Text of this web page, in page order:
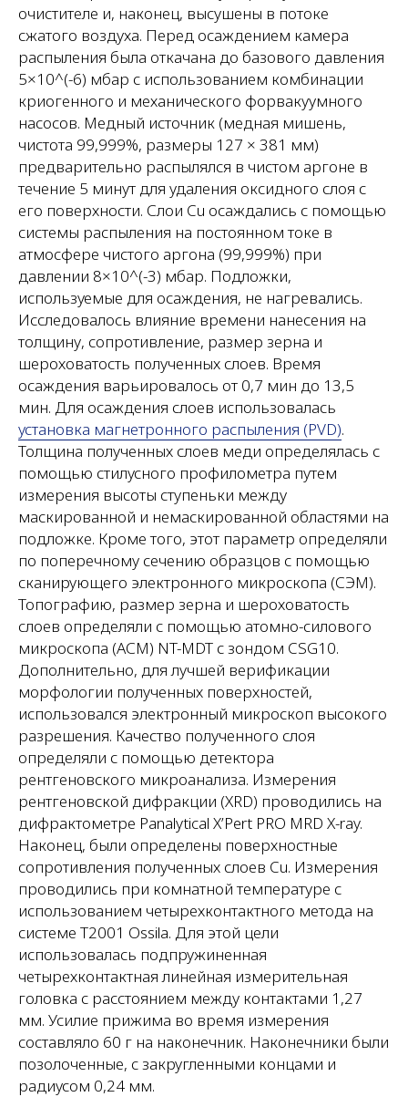
очистителе и, наконец, высушены в потоке
сжатого воздуха. Перед осаждением камера
распыления была откачана до базового давления
5×10^(-6) мбар с использованием комбинации
криогенного и механического форвакуумного
насосов. Медный источник (медная мишень,
чистота 99,999%, размеры 127 × 381 мм)
предварительно распылялся в чистом аргоне в
течение 5 минут для удаления оксидного слоя с
его поверхности. Слои Cu осаждались с помощью
системы распыления на постоянном токе в
атмосфере чистого аргона (99,999%) при
давлении 8×10^(-3) мбар. Подложки,
используемые для осаждения, не нагревались.
Исследовалось влияние времени нанесения на
толщину, сопротивление, размер зерна и
шероховатость полученных слоев. Время
осаждения варьировалось от 0,7 мин до 13,5
мин. Для осаждения слоев использовалась
установка магнетронного распыления (PVD).
Толщина полученных слоев меди определялась с
помощью стилусного профилометра путем
измерения высоты ступеньки между
маскированной и немаскированной областями на
подложке. Кроме того, этот параметр определяли
по поперечному сечению образцов с помощью
сканирующего электронного микроскопа (СЭМ).
Топографию, размер зерна и шероховатость
слоев определяли с помощью атомно-силового
микроскопа (АСМ) NT-MDT с зондом CSG10.
Дополнительно, для лучшей верификации
морфологии полученных поверхностей,
использовался электронный микроскоп высокого
разрешения. Качество полученного слоя
определяли с помощью детектора
рентгеновского микроанализа. Измерения
рентгеновской дифракции (XRD) проводились на
дифрактометре Panalytical X’Pert PRO MRD X-ray.
Наконец, были определены поверхностные
сопротивления полученных слоев Cu. Измерения
проводились при комнатной температуре с
использованием четырехконтактного метода на
системе T2001 Ossila. Для этой цели
использовалась подпружиненная
четырехконтактная линейная измерительная
головка с расстоянием между контактами 1,27
мм. Усилие прижима во время измерения
составляло 60 г на наконечник. Наконечники были
позолоченные, с закругленными концами и
радиусом 0,24 мм.